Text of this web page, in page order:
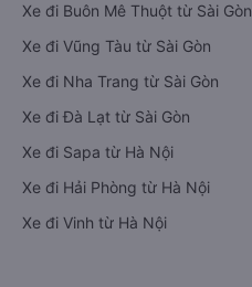
Xe đi Buôn Mê Thuột từ Sài Gòn
Xe đi Vũng Tàu từ Sài Gòn
Xe đi Nha Trang từ Sài Gòn
Xe đi Đà Lạt từ Sài Gòn
Xe đi Sapa từ Hà Nội
Xe đi Hải Phòng từ Hà Nội
Xe đi Vinh từ Hà Nội